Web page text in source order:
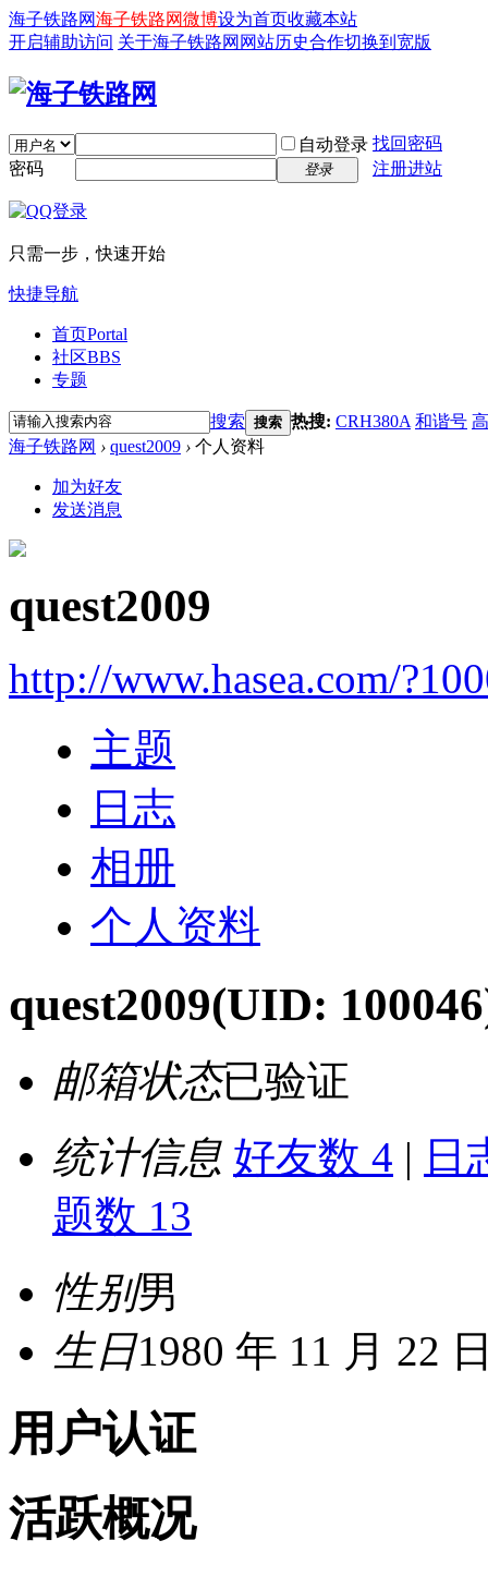
海子铁路网海子铁路网微博设为首页收藏本站
开启辅助访问 关于海子铁路网 网站历史合作切换到宽版
自动登录 找回密码
密码
登录 注册进站
只需一步，快速开始
快捷导航
首页Portal
社区BBS
专题
搜索 搜索 热搜: CRH380A 和谐号
海子铁路网 › quest2009 › 个人资料
加为好友
发送消息
quest2009
http://www.hasea.com/
主题
日志
相册
个人资料
quest2009(UID:
邮箱状态已验证
统计信息 好友数 4 | 日
题数 13
性别男
生日1980 年 11 月 22
用户认证
活跃概况